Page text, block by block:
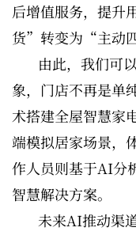
后增值服务，提升
货”转变为“主动
由此，我们可
象，门店不再是单
术搭建全屋智慧家
端模拟居家场景，
作人员则基于AI分
智慧解决方案。
未来AI推动渠